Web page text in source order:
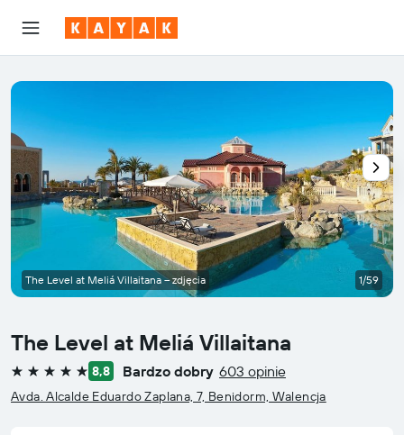
The Level at Meliá Villaitana
5 gwiazdek 8,8 Bardzo dobry 603 opinie
Avda. Alcalde Eduardo Zaplana, 7, Benidorm, Walencja
The Level at Meliá Villaitana – zdjęcia 1/59